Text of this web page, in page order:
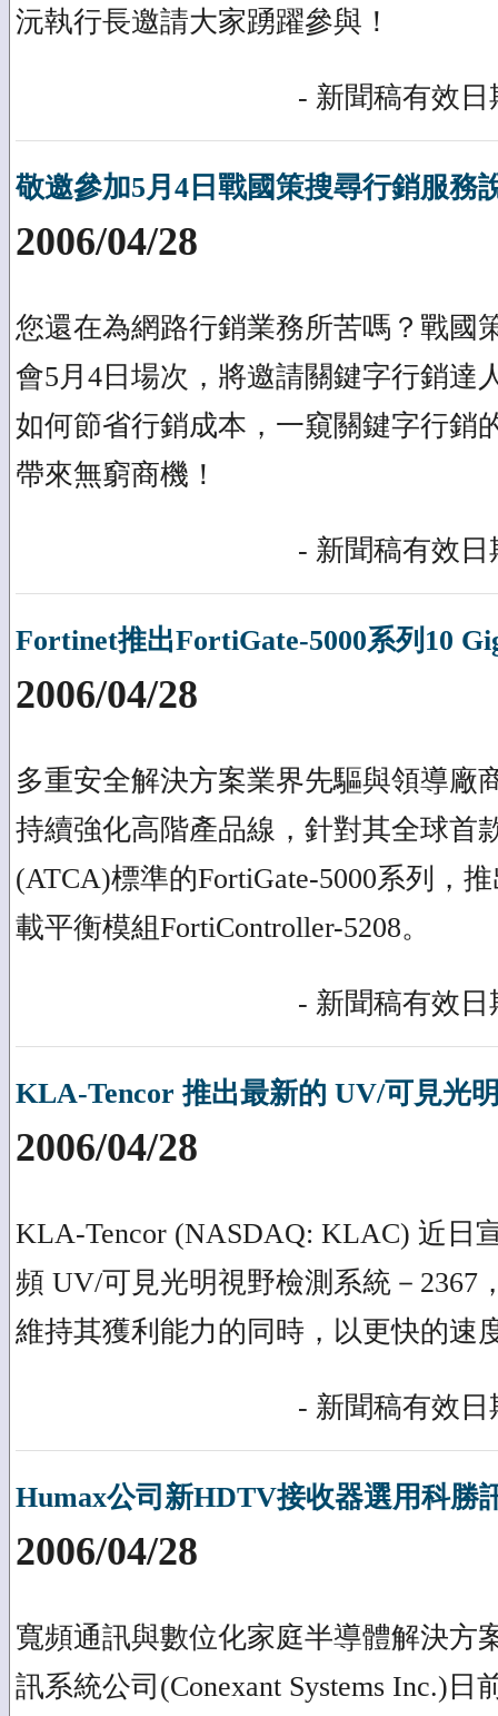
沅執行長邀請大家踴躍參與！
- 新聞稿有效日
敬邀參加5月4日戰國策搜尋行銷服務
2006/04/28
您還在為網路行銷業務所苦嗎？戰國
會5月4日場次，將邀請關鍵字行銷達
如何節省行銷成本，一窺關鍵字行銷
帶來無窮商機！
- 新聞稿有效日
Fortinet推出FortiGate-5000系列10
2006/04/28
多重安全解決方案業界先驅與領導廠
持續強化高階產品線，針對其全球首
(ATCA)標準的FortiGate-5000系列，
載平衡模組FortiController-5208。
- 新聞稿有效日
KLA-Tencor 推出最新的 UV/可見光
2006/04/28
KLA-Tencor (NASDAQ: KLAC) 近日
頻 UV/可見光明視野檢測系統－2367
維持其獲利能力的同時，以更快的速
- 新聞稿有效日
Humax公司新HDTV接收器選用科勝
2006/04/28
寬頻通訊與數位化家庭半導體解決方
訊系統公司(Conexant Systems Inc.)